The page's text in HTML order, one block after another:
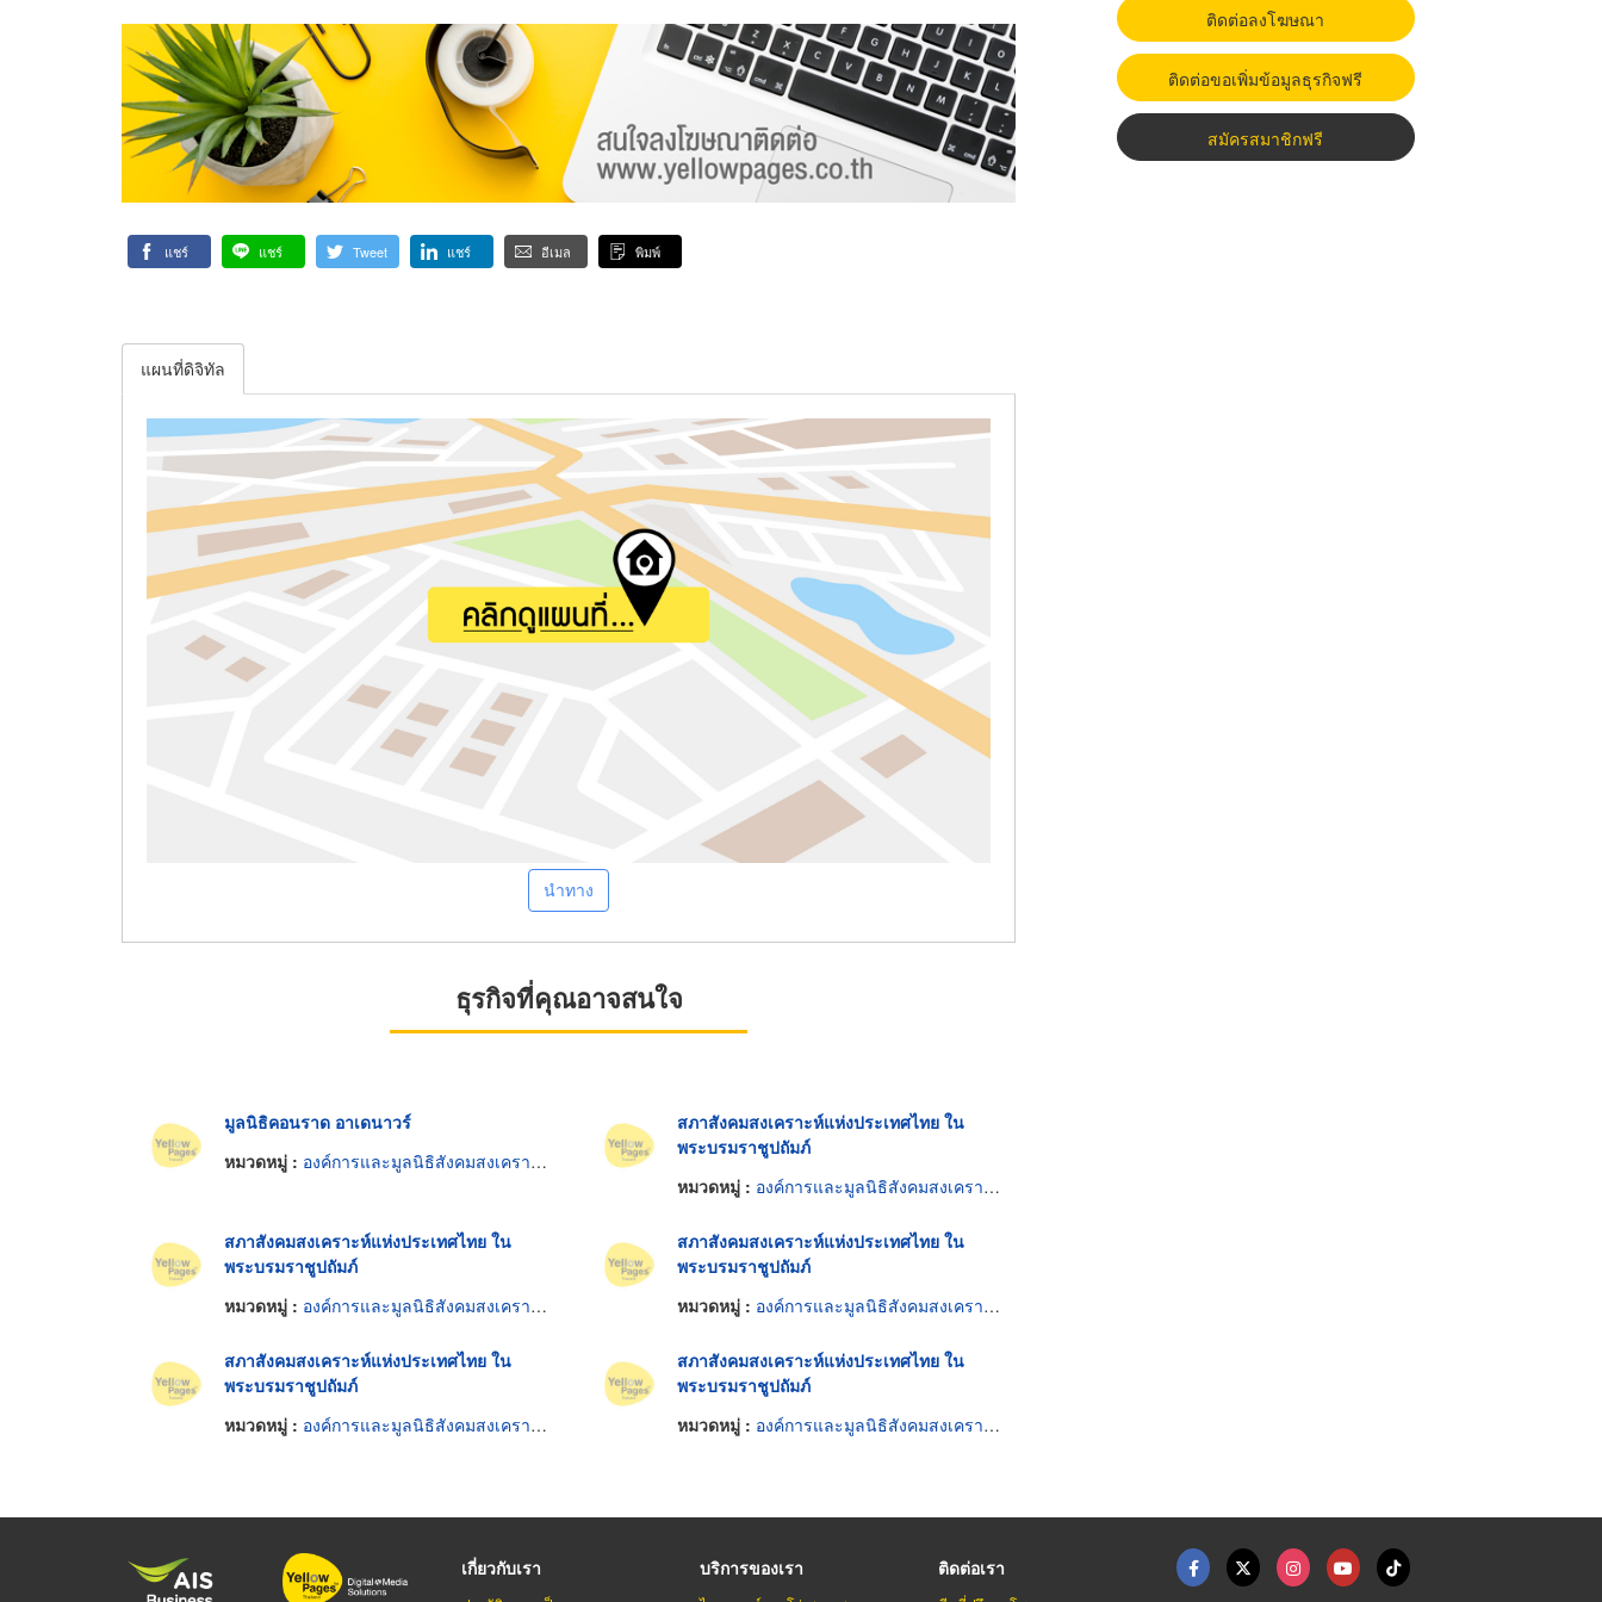
แชร์ แชร์ Tweet แชร์ อีเมล พิมพ์
แผนที่ดิจิทัล
นำทาง
ธุรกิจที่คุณอาจสนใจ
มูลนิธิคอนราด อาเดนาวร์
หมวดหมู่ : องค์การและมูลนิธิสังคมสงเคราะห์
สภาสังคมสงเคราะห์แห่งประเทศไทย ใน
พระบรมราชูปถัมภ์
หมวดหมู่ : องค์การและมูลนิธิสังคมสงเคราะห์
สภาสังคมสงเคราะห์แห่งประเทศไทย ใน
พระบรมราชูปถัมภ์
หมวดหมู่ : องค์การและมูลนิธิสังคมสงเคราะห์
สภาสังคมสงเคราะห์แห่งประเทศไทย ใน
พระบรมราชูปถัมภ์
หมวดหมู่ : องค์การและมูลนิธิสังคมสงเคราะห์
สภาสังคมสงเคราะห์แห่งประเทศไทย ใน
พระบรมราชูปถัมภ์
หมวดหมู่ : องค์การและมูลนิธิสังคมสงเคราะห์
สภาสังคมสงเคราะห์แห่งประเทศไทย ใน
พระบรมราชูปถัมภ์
หมวดหมู่ : องค์การและมูลนิธิสังคมสงเคราะห์
ติดต่อลงโฆษณา
ติดต่อขอเพิ่มข้อมูลธุรกิจฟรี
สมัครสมาชิกฟรี
เกี่ยวกับเรา บริการของเรา ติดต่อเรา